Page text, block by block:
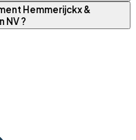
Hemmerijckx &
NV ?